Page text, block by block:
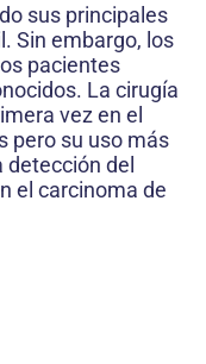
sus principales
Sin embargo, los
pacientes
La cirugía
vez en el
pero su uso más
detección del
el carcinoma de